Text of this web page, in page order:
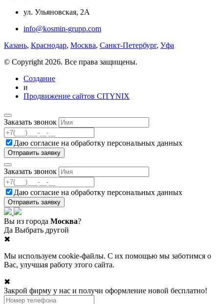
ул. Ульяновская, 2А
info@kosmin-grupp.com
Казань, Краснодар, Москва, Санкт-Петербург, Уфа
© Copyright 2026. Все права защищены.
Создание
и
Продвижение сайтов CITYNIX
Заказать звонок
Даю согласие на обработку персональных данных
Заказать звонок
Даю согласие на обработку персональных данных
Вы из города Москва?
Да Выбрать другой
✖
Мы используем cookie-файлы. С их помощью мы заботимся о
Вас, улучшая работу этого сайта.
✖
Закрой фирму у нас и получи оформление новой бесплатно!